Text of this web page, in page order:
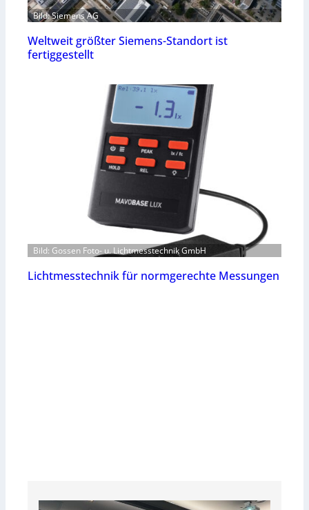
Bild: Siemens AG
Weltweit größter Siemens-Standort ist
fertiggestellt
Bild: Gossen Foto- u. Lichtmesstechnik GmbH
Lichtmesstechnik für normgerechte Messungen